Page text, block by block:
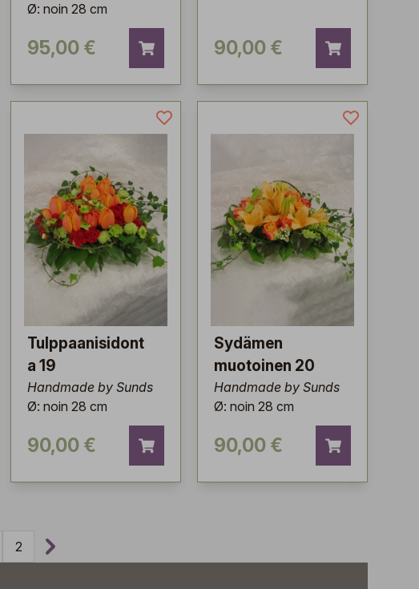
Ø: noin 28 cm
95,00 € 90,00 €
Tulppaanisidont
a 19
Handmade by Sunds
Ø: noin 28 cm
90,00 €
Sydämen
muotoinen 20
Handmade by Sunds
Ø: noin 28 cm
90,00 €
2